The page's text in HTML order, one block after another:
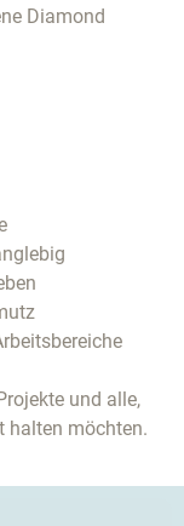
Diamond
und alle,
halten möchten.